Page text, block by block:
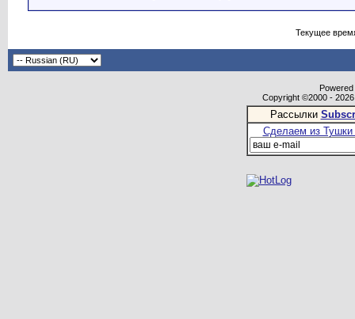
Текущее
Copyright ©2000 -
Рассылки
Сделаем из Тушки